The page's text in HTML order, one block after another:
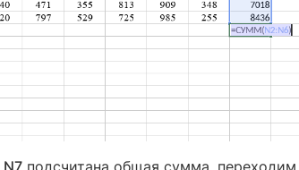
N7 подсчитана общая сумма, переходим